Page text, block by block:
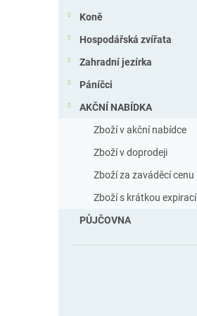
Koně
Hospodářská zvířata
Zahradní jezírka
Páníčci
AKČNÍ NABÍDKA
Zboží v akční nabídce
Zboží v doprodeji
Zboží za zaváděcí cenu
Zboží s krátkou expirací
PŮJČOVNA